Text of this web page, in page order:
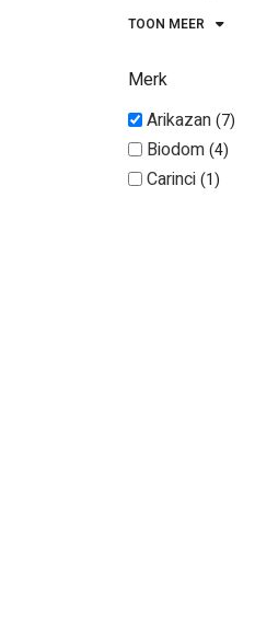
80 kW
150 kW
TOON MEER
Merk
Arikazan 7
Biodom 4
Carinci 1